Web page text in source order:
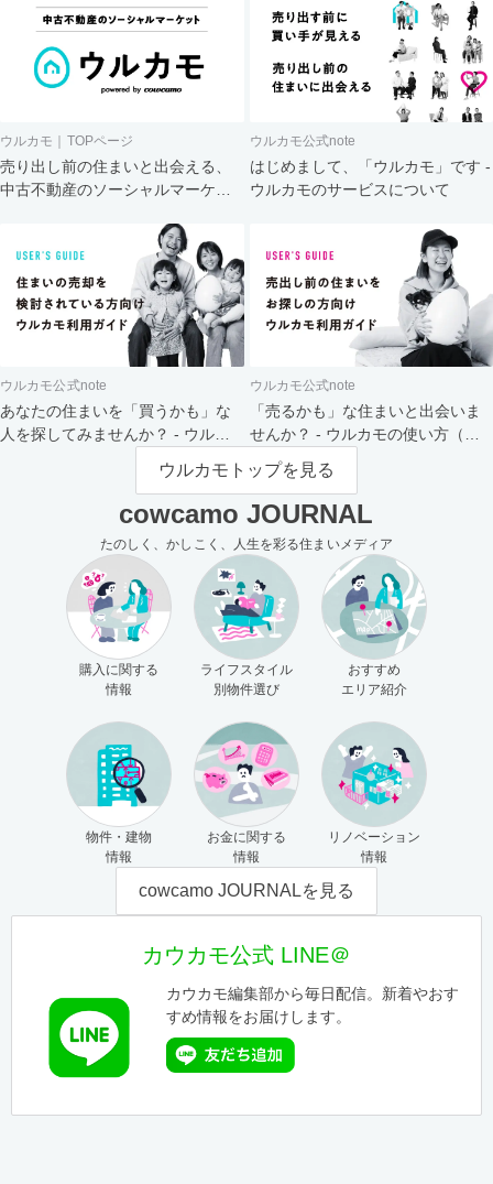
ウルカモ｜TOPページ
売り出し前の住まいと出会える、
中古不動産のソーシャルマーケッ
ウルカモ公式note
はじめまして、「ウルカモ」です -
ウルカモのサービスについて
ウルカモ公式note
あなたの住まいを「買うかも」な
人を探してみませんか？ - ウルカ
ウルカモ公式note
「売るかも」な住まいと出会いま
せんか？ - ウルカモの使い方（買
主さま向け）
ウルカモトップを見る
cowcamo JOURNAL
たのしく、かしこく、人生を彩る住まいメディア
購入に関する
情報
ライフスタイル
別物件選び
おすすめ
エリア紹介
物件・建物
情報
お金に関する
情報
リノベーション
情報
cowcamo JOURNALを見る
カウカモ公式 LINE＠
カウカモ編集部から毎日配信。新着やおす
すめ情報をお届けします。